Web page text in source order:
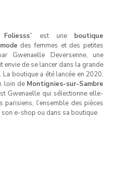
” est une boutique
des femmes et des petites
Gwenaelle Deversenne, une
envie de se lancer dans la grande
La boutique a été lancée en 2020,
loin de Montignies-sur-Sambre
Gwenaelle qui sélectionne elle-
parisiens, l’ensemble des pièces
e-shop ou dans sa boutique.